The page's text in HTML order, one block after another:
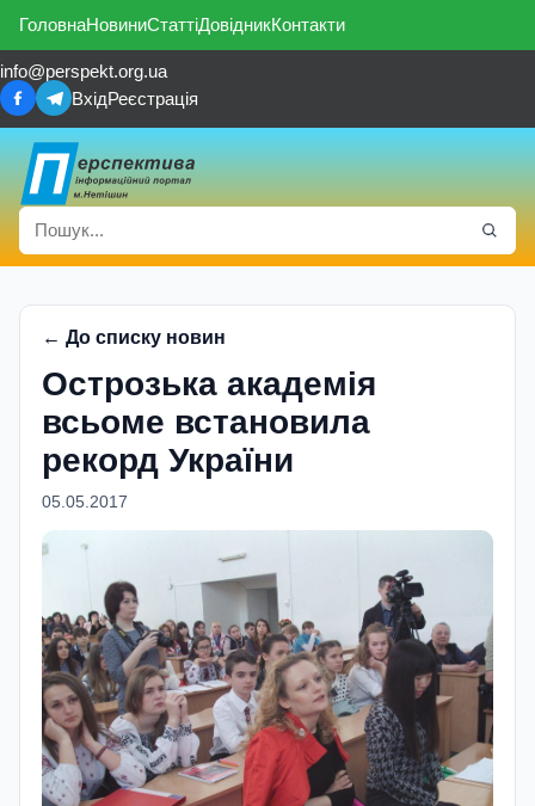
ГоловнаНовиниСтаттіДовідникКонтакти
info@perspekt.org.ua
ВхідРеєстрація
← До списку новин
Острозька академія
всьоме встановила
рекорд України
05.05.2017